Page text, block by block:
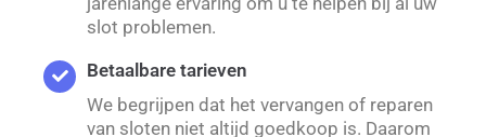
slot problemen.
Betaalbare tarieven
We begrijpen dat het vervangen of reparen
van sloten niet altijd goedkoop is. Daarom